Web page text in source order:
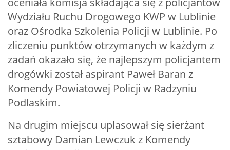
Wydziału Ruchu Drogowego KWP w Lublinie
oraz Ośrodka Szkolenia Policji w Lublinie. Po
zliczeniu punktów otrzymanych w każdym z
zadań okazało się, że najlepszym policjantem
drogówki został aspirant Paweł Baran z
Komendy Powiatowej Policji w Radzyniu
Podlaskim.
Na drugim miejscu uplasował się sierżant
sztabowy Damian Lewczuk z Komendy